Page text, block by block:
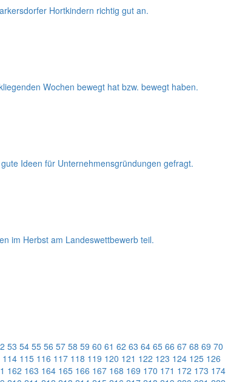
Hortkindern richtig gut an.
Wochen bewegt hat bzw. bewegt haben.
Ideen für Unternehmensgründungen gefragt.
im Herbst am Landeswettbewerb teil.
53 54 55 56 57 58 59 60 61 62 63 64 65 66 67 68 69 70
114 115 116 117 118 119 120 121 122 123 124 125 126
162 163 164 165 166 167 168 169 170 171 172 173 174